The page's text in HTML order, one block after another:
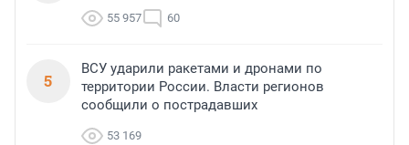
55 957 60
5
ВСУ ударили ракетами и дронами по
территории России. Власти регионов
сообщили о пострадавших
53 169